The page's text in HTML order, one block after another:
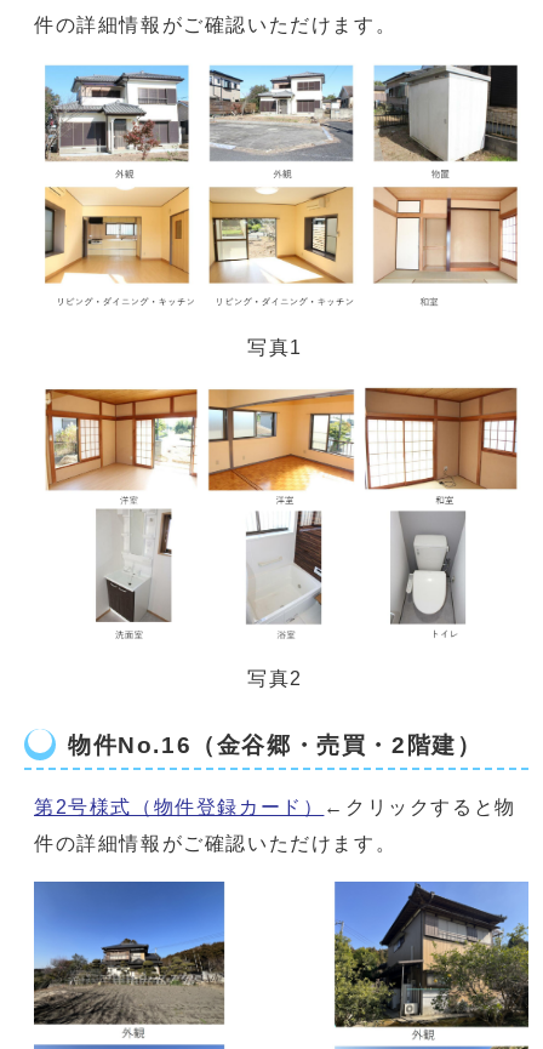
件の詳細情報がご確認いただけます。
写真1
写真2
物件No.16（金谷郷・売買・2階建）
第2号様式（物件登録カード）
←クリックすると物
件の詳細情報がご確認いただけます。